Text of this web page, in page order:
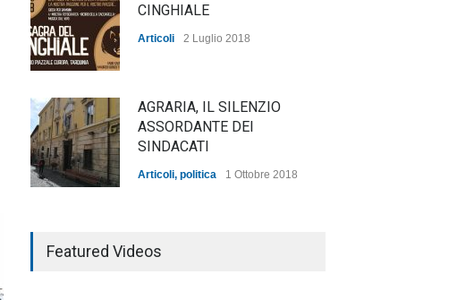
CINGHIALE
Articoli 2 Luglio 2018
AGRARIA, IL SILENZIO
ASSORDANTE DEI
SINDACATI
Articoli, politica 1 Ottobre 2018
Featured Videos